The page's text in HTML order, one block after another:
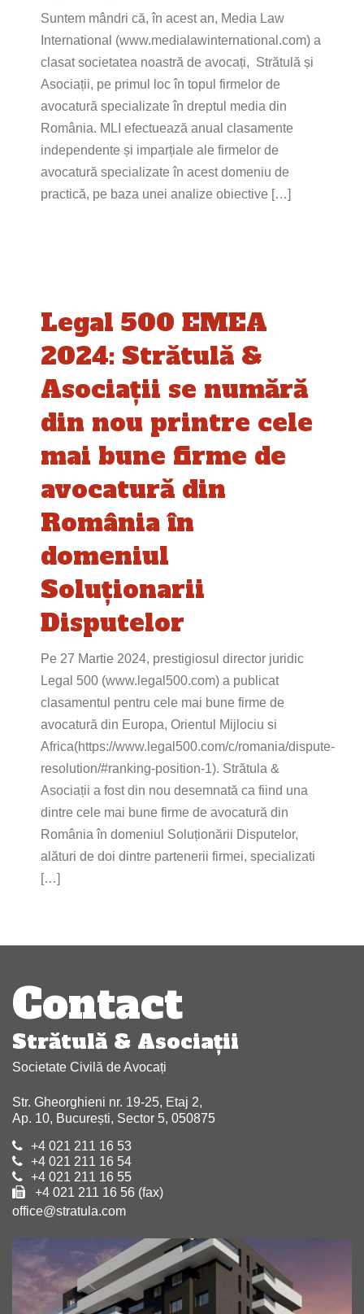
Suntem mândri că, în acest an, Media Law
International (www.medialawinternational.com) a
clasat societatea noastră de avocați, Strătulă și
Asociații, pe primul loc în topul firmelor de
avocatură specializate în dreptul media din
România. MLI efectuează anual clasamente
independente și imparțiale ale firmelor de
avocatură specializate în acest domeniu de
practică, pe baza unei analize obiective […]
Legal 500 EMEA
2024: Strătulă &
Asociații se numără
din nou printre cele
mai bune firme de
avocatură din
România în
domeniul
Soluționarii
Disputelor
Pe 27 Martie 2024, prestigiosul director juridic
Legal 500 (www.legal500.com) a publicat
clasamentul pentru cele mai bune firme de
avocatură din Europa, Orientul Mijlociu si
Africa(https://www.legal500.com/c/romania/dispute-
resolution/#ranking-position-1). Strătula &
Asociații a fost din nou desemnată ca fiind una
dintre cele mai bune firme de avocatură din
România în domeniul Soluționării Disputelor,
alături de doi dintre partenerii firmei, specializati
[…]
Navigare
articole
Contact
Strătulă & Asociaţii
Societate Civilă de Avocați
Str. Gheorghieni nr. 19-25, Etaj 2,
Ap. 10, București, Sector 5, 050875
+4 021 211 16 53
+4 021 211 16 54
+4 021 211 16 55
+4 021 211 16 56 (fax)
office@stratula.com